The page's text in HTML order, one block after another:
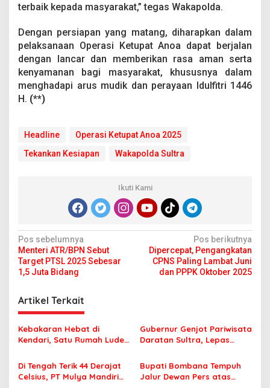
terbaik kepada masyarakat,” tegas Wakapolda.
Dengan persiapan yang matang, diharapkan dalam
pelaksanaan Operasi Ketupat Anoa dapat berjalan
dengan lancar dan memberikan rasa aman serta
kenyamanan bagi masyarakat, khususnya dalam
menghadapi arus mudik dan perayaan Idulfitri 1446
H. (**)
Headline
Operasi Ketupat Anoa 2025
Tekankan Kesiapan
Wakapolda Sultra
Ikuti Kami
N
a
v
i
g
a
s
i
p
Pos sebelumnya
Menteri ATR/BPN Sebut
Target PTSL 2025 Sebesar
1,5 Juta Bidang
Pos berikutnya
Dipercepat, Pengangkatan
CPNS Paling Lambat Juni
dan PPPK Oktober 2025
Artikel Terkait
Kebakaran Hebat di
Kendari, Satu Rumah Ludes
Gubernur Genjot Pariwisata
Daratan Sultra, Lepas
Tiga Kabupaten Unggulan
Di Tengah Terik 44 Derajat
Celsius, PT Mulya Mandiri
Bupati Bombana Tempuh
Jalur Dewan Pers atas